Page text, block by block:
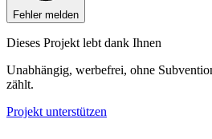
Fehler melden
Dieses Projekt lebt dank Ihnen
Unabhängig, werbefrei, ohne
zählt.
Projekt unterstützen